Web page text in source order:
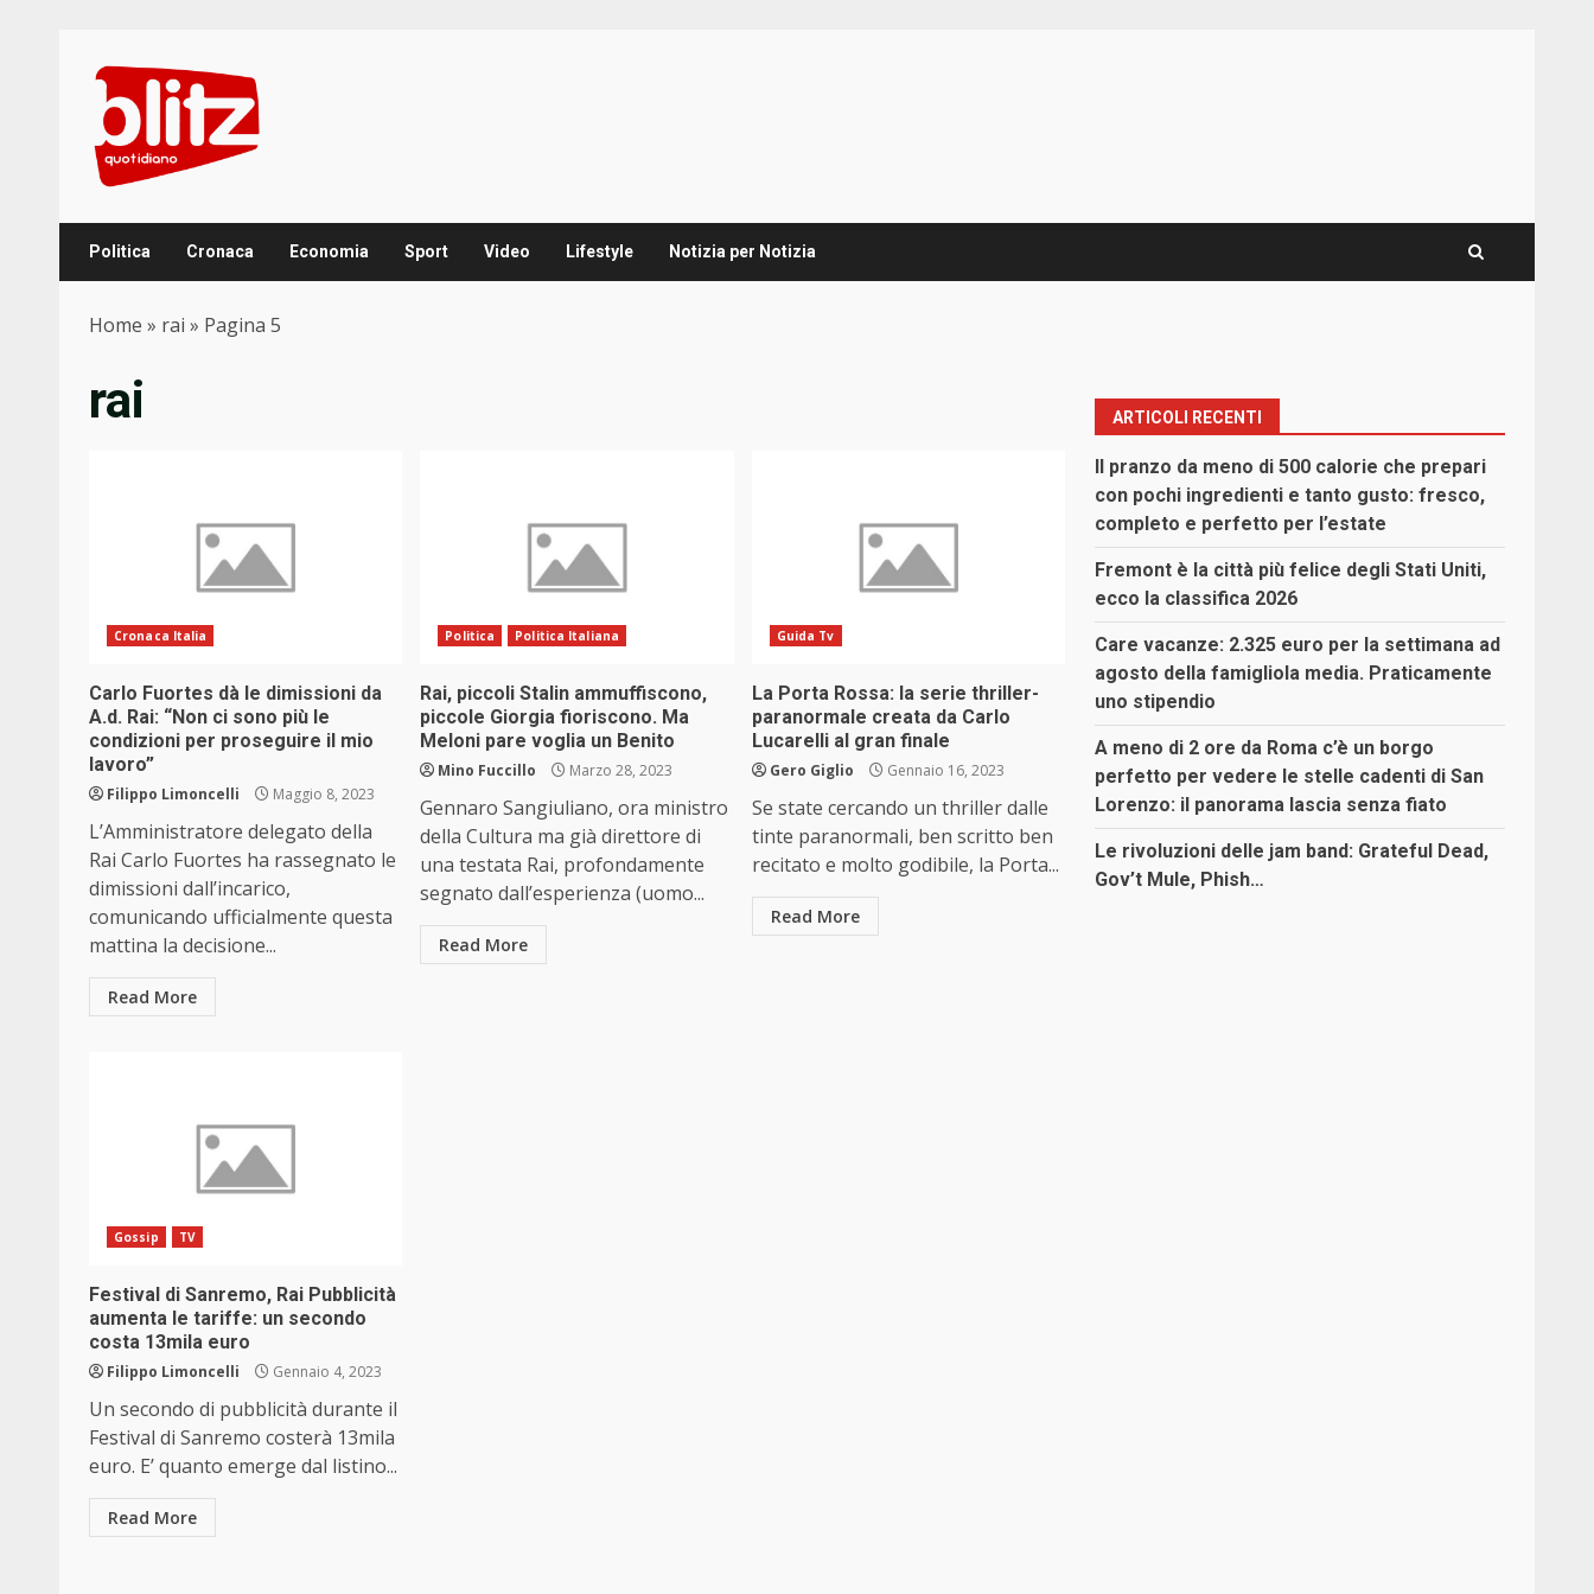
content
Politica Cronaca Economia Sport Video Lifestyle Notizia per Notizia
Home » rai » Pagina 5
rai
Cronaca Italia
Carlo Fuortes dà le dimissioni da
A.d. Rai: “Non ci sono più le
condizioni per proseguire il mio
lavoro”
Filippo Limoncelli Maggio 8, 2023
L’Amministratore delegato della
Rai Carlo Fuortes ha rassegnato le
dimissioni dall’incarico,
comunicando ufficialmente questa
mattina la decisione...
Read More
Politica Politica Italiana
Rai, piccoli Stalin ammuffiscono,
piccole Giorgia fioriscono. Ma
Meloni pare voglia un Benito
Mino Fuccillo Marzo 28, 2023
Gennaro Sangiuliano, ora ministro
della Cultura ma già direttore di
una testata Rai, profondamente
segnato dall’esperienza (uomo...
Read More
Guida Tv
La Porta Rossa: la serie thriller-
paranormale creata da Carlo
Lucarelli al gran finale
Gero Giglio Gennaio 16, 2023
Se state cercando un thriller dalle
tinte paranormali, ben scritto ben
recitato e molto godibile, la Porta...
Read More
Gossip TV
Festival di Sanremo, Rai Pubblicità
aumenta le tariffe: un secondo
costa 13mila euro
Filippo Limoncelli Gennaio 4, 2023
Un secondo di pubblicità durante il
Festival di Sanremo costerà 13mila
euro. E’ quanto emerge dal listino...
Read More
ARTICOLI RECENTI
Il pranzo da meno di 500 calorie che prepari
con pochi ingredienti e tanto gusto: fresco,
completo e perfetto per l’estate
Fremont è la città più felice degli Stati Uniti,
ecco la classifica 2026
Care vacanze: 2.325 euro per la settimana ad
agosto della famigliola media. Praticamente
uno stipendio
A meno di 2 ore da Roma c’è un borgo
perfetto per vedere le stelle cadenti di San
Lorenzo: il panorama lascia senza fiato
Le rivoluzioni delle jam band: Grateful Dead,
Gov’t Mule, Phish…